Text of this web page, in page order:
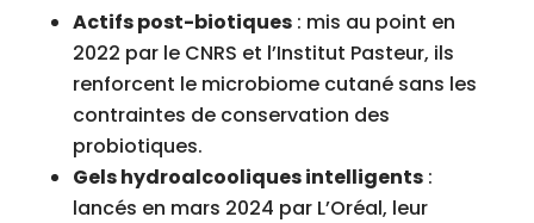
Actifs post-biotiques: mis au point en
2022 par le CNRS et l’Institut Pasteur, ils
renforcent le microbiome cutané sans les
contraintes de conservation des
probiotiques.
Gels hydroalcooliques intelligents:
lancés en mars 2024 par L’Oréal, leur